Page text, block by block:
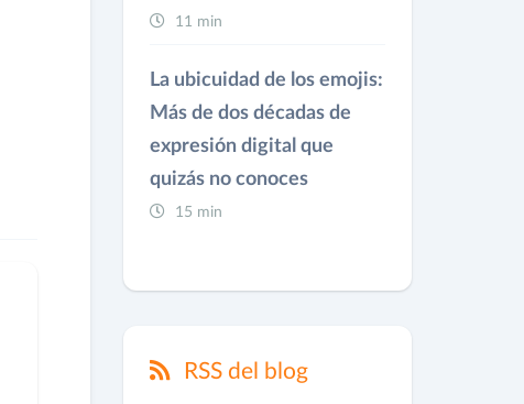
11 min
La ubicuidad de los emojis:
Más de dos décadas de
expresión digital que
quizás no conoces
15 min
RSS del blog